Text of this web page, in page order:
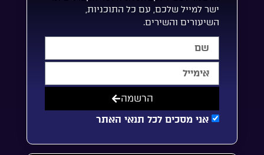
ישר למייל שלכם, עם כל התוכניות,
השיעורים והשירים.
אני מסכים לכל תנאי האתר
הרשמה